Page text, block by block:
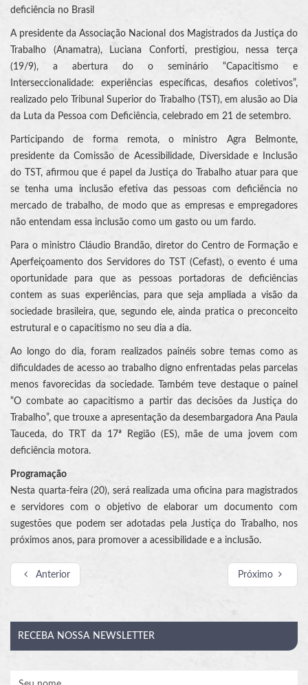
deficiência no Brasil
A presidente da Associação Nacional dos Magistrados da Justiça do
Trabalho (Anamatra), Luciana Conforti, prestigiou, nessa terça
(19/9), a abertura do o seminário “Capacitismo e
Interseccionalidade: experiências específicas, desafios coletivos”,
realizado pelo Tribunal Superior do Trabalho (TST), em alusão ao Dia
da Luta da Pessoa com Deficiência, celebrado em 21 de setembro.
Participando de forma remota, o ministro Agra Belmonte,
presidente da Comissão de Acessibilidade, Diversidade e Inclusão
do TST, afirmou que é papel da Justiça do Trabalho atuar para que
se tenha uma inclusão efetiva das pessoas com deficiência no
mercado de trabalho, de modo que as empresas e empregadores
não entendam essa inclusão como um gasto ou um fardo.
Para o ministro Cláudio Brandão, diretor do Centro de Formação e
Aperfeiçoamento dos Servidores do TST (Cefast), o evento é uma
oportunidade para que as pessoas portadoras de deficiências
contem as suas experiências, para que seja ampliada a visão da
sociedade brasileira, que, segundo ele, ainda pratica o preconceito
estrutural e o capacitismo no seu dia a dia.
Ao longo do dia, foram realizados painéis sobre temas como as
dificuldades de acesso ao trabalho digno enfrentadas pelas parcelas
menos favorecidas da sociedade. Também teve destaque o painel
“O combate ao capacitismo a partir das decisões da Justiça do
Trabalho”, que trouxe a apresentação da desembargadora Ana Paula
Tauceda, do TRT da 17ª Região (ES), mãe de uma jovem com
deficiência motora.
Programação
Nesta quarta-feira (20), será realizada uma oficina para magistrados
e servidores com o objetivo de elaborar um documento com
sugestões que podem ser adotadas pela Justiça do Trabalho, nos
próximos anos, para promover a acessibilidade e a inclusão.
Anterior Próximo
RECEBA NOSSA NEWSLETTER